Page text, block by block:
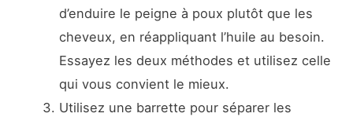
d’enduire le peigne à poux plutôt que les
cheveux, en réappliquant l’huile au besoin.
Essayez les deux méthodes et utilisez celle
qui vous convient le mieux.
Utilisez une barrette pour séparer les